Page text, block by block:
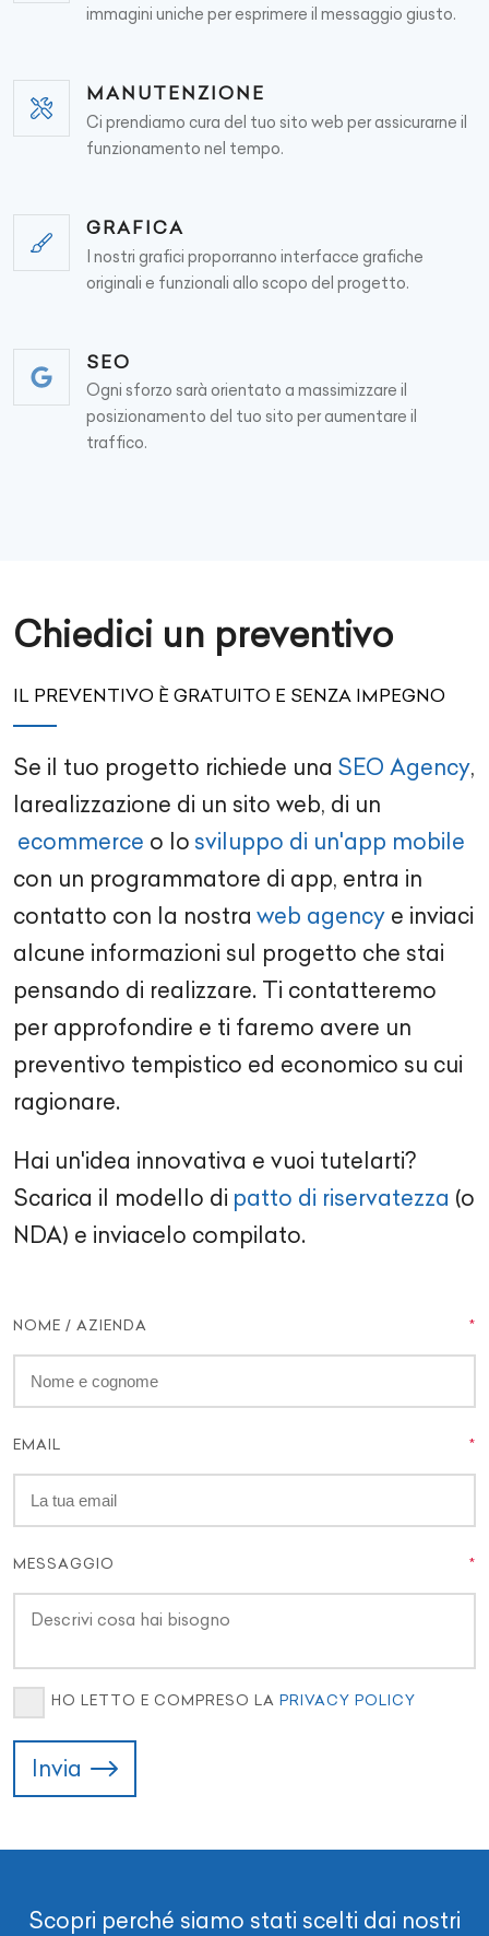
immagini uniche per esprimere il messaggio giusto.
MANUTENZIONE
Ci prendiamo cura del tuo sito web per assicurarne il
funzionamento nel tempo.
GRAFICA
I nostri grafici proporranno interfacce grafiche
originali e funzionali allo scopo del progetto.
SEO
Ogni sforzo sarà orientato a massimizzare il
posizionamento del tuo sito per aumentare il
traffico.
Chiedici un preventivo
IL PREVENTIVO È GRATUITO E SENZA IMPEGNO
Se il tuo progetto richiede una SEO Agency,
larealizzazione di un sito web, di un
ecommerce o lo sviluppo di un'app mobile
con un programmatore di app, entra in
contatto con la nostra web agency e inviaci
alcune informazioni sul progetto che stai
pensando di realizzare. Ti contatteremo
per approfondire e ti faremo avere un
preventivo tempistico ed economico su cui
ragionare.
Hai un'idea innovativa e vuoi tutelarti?
Scarica il modello di patto di riservatezza (o
NDA) e inviacelo compilato.
NOME / AZIENDA
EMAIL
MESSAGGIO
HO LETTO E COMPRESO LA PRIVACY POLICY
Invia
Scopri perché siamo stati scelti dai nostri